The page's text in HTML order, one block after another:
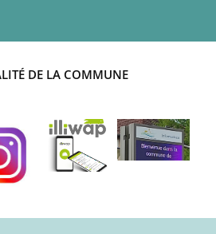
DE LA COMMUNE